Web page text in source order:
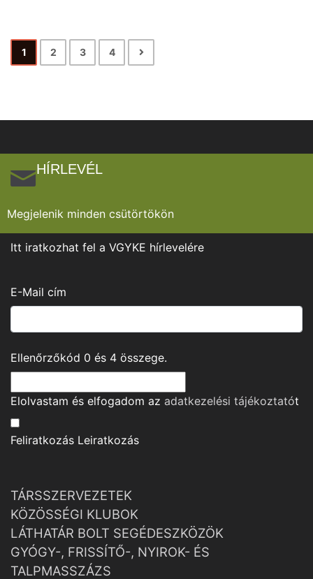
1 2 3 4
HÍRLEVÉL
Megjelenik minden csütörtökön
Itt iratkozhat fel a VGYKE hírlevelére
E-Mail cím
Ellenőrzőkód 0 és 4 összege.
Elolvastam és elfogadom az adatkezelési tájékoztatót
Feliratkozás Leiratkozás
TÁRSSZERVEZETEK
KÖZÖSSÉGI KLUBOK
LÁTHATÁR BOLT SEGÉDESZKÖZÖK
GYÓGY-, FRISSÍTŐ-, NYIROK- ÉS
TALPMASSZÁZS